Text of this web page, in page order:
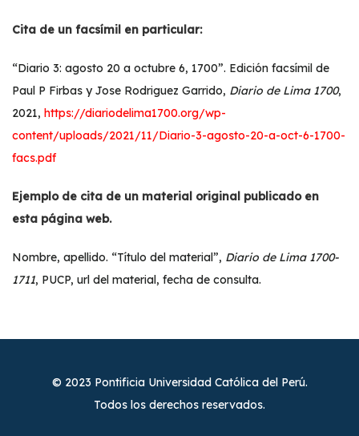
Cita de un facsímil en particular:
“Diario 3: agosto 20 a octubre 6, 1700”. Edición facsímil de
Paul P Firbas y Jose Rodriguez Garrido, Diario de Lima 1700,
2021, https://diariodelima1700.org/wp-
content/uploads/2021/11/Diario-3-agosto-20-a-oct-6-1700-
facs.pdf
Ejemplo de cita de un material original publicado en
esta página web.
Nombre, apellido. “Título del material”, Diario de Lima 1700-
1711, PUCP, url del material, fecha de consulta.
© 2023 Pontificia Universidad Católica del Perú.
Todos los derechos reservados.